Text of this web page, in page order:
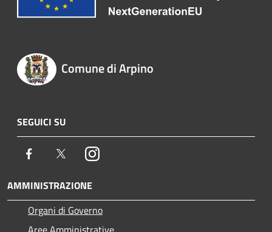
Comune di Arpino
SEGUICI SU
Facebook TwitterInstagram
AMMINISTRAZIONE
Organi di Governo